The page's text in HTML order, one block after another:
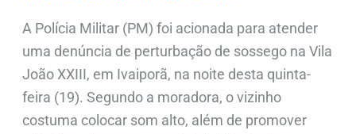
A Polícia Militar (PM) foi acionada para atender
uma denúncia de perturbação de sossego na Vila
João XXIII, em Ivaiporã, na noite desta quinta-
feira (19). Segundo a moradora, o vizinho
costuma colocar som alto, além de promover